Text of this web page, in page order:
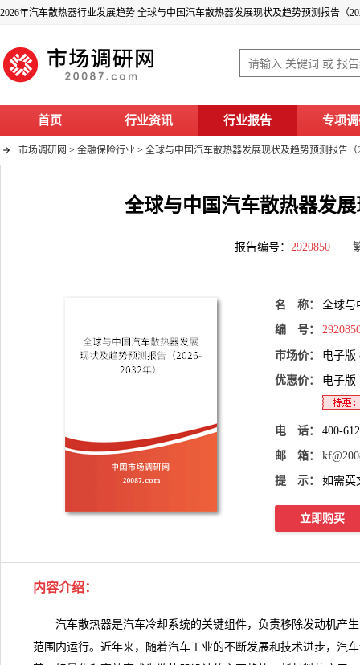
2026年汽车散热器行业发展趋势 全球与中国汽车散热器发展现状及趋势预测报告（
首页 行业资讯 行业报告 专项
市场调研网 > 金融保险行业 > 全球与中国汽车散热器发展现状及趋势预测报告（
全球与中国汽车散热器发
报告编号： 2920850
名 称： 全球与
编 号：
市场价： 电子版
优惠价： 电子版
电 话： 400-
邮 箱：
提 示： 如需英
立即购买
内容介绍：
汽车散热器是汽车冷却系统的关键组件，负责移除发动机产生
范围内运行。近年来，随着汽车工业的不断发展和技术进步， 汽